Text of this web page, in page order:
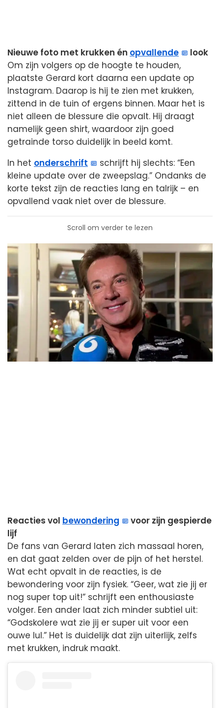
Nieuwe foto met krukken én opvallende
look
Om zijn volgers op de hoogte te houden,
plaatste Gerard kort daarna een update op
Instagram. Daarop is hij te zien met krukken,
zittend in de tuin of ergens binnen. Maar het is
niet alleen de blessure die opvalt. Hij draagt
namelijk geen shirt, waardoor zijn goed
getrainde torso duidelijk in beeld komt.
In het onderschrift
schrijft hij slechts: “Een
kleine update over de zweepslag.” Ondanks de
korte tekst zijn de reacties lang en talrijk – en
opvallend vaak niet over de blessure.
Scroll om verder te lezen
Reacties vol bewondering
voor zijn gespierde
lijf
De fans van Gerard laten zich massaal horen,
en dat gaat zelden over de pijn of het herstel.
Wat echt opvalt in de reacties, is de
bewondering voor zijn fysiek. “Geer, wat zie jij er
nog super top uit!” schrijft een enthousiaste
volger. Een ander laat zich minder subtiel uit:
“Godskolere wat zie jij er super uit voor een
ouwe lul.” Het is duidelijk dat zijn uiterlijk, zelfs
met krukken, indruk maakt.